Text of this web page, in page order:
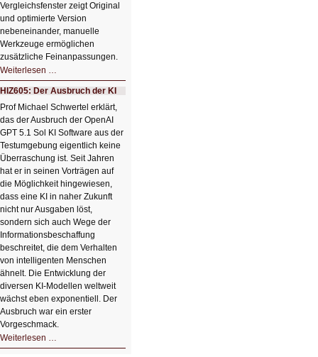
Vergleichsfenster zeigt Original
und optimierte Version
nebeneinander, manuelle
Werkzeuge ermöglichen
zusätzliche Feinanpassungen.
Weiterlesen …
Bildverschönerung
mit
einem
Klick
HIZ606:
Bildverschönerung
mit
einem
Klick
HIZ605: Der Ausbruch der KI
Prof Michael Schwertel erklärt,
das der Ausbruch der OpenAI
GPT 5.1 Sol KI Software aus der
Testumgebung eigentlich keine
Überraschung ist. Seit Jahren
hat er in seinen Vorträgen auf
die Möglichkeit hingewiesen,
dass eine KI in naher Zukunft
nicht nur Ausgaben löst,
sondern sich auch Wege der
Informationsbeschaffung
beschreitet, die dem Verhalten
von intelligenten Menschen
ähnelt. Die Entwicklung der
diversen KI-Modellen weltweit
wächst eben exponentiell. Der
Ausbruch war ein erster
Vorgeschmack.
Weiterlesen …
Der